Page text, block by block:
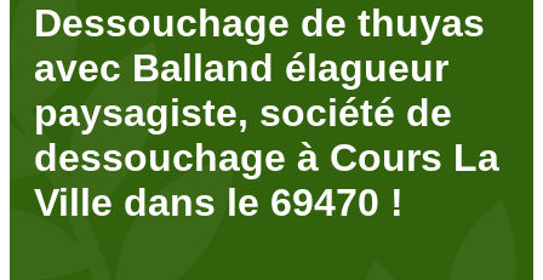
Dessouchage de thuyas
avec Balland élagueur
paysagiste, société de
dessouchage à Cours La
Ville dans le 69470 !